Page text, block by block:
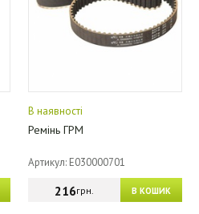
В наявності
Ремінь ГРМ
Артикул: E030000701
В КОШИК
216грн.